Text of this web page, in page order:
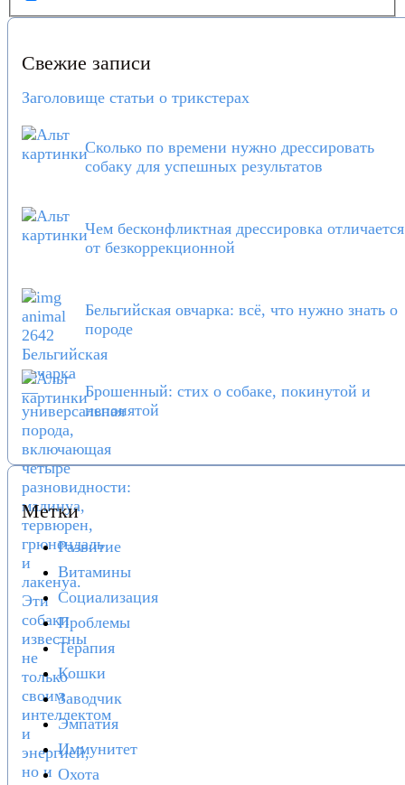
Свежие записи
Заголовище статьи о трикстерах
Сколько по времени нужно дрессировать
собаку для успешных результатов
Чем бесконфликтная дрессировка отличается
от безкоррекционной
Бельгийская овчарка: всё, что нужно знать о
породе
Брошенный: стих о собаке, покинутой и
непонятой
Метки
Развитие
Витамины
Социализация
Проблемы
Терапия
Кошки
Заводчик
Эмпатия
Иммунитет
Охота